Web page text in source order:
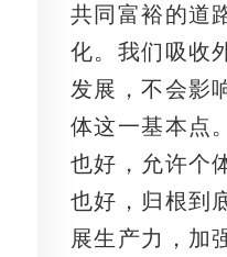
共同富裕的道
化。我们吸收
发展，不会影
体这一基本点
也好，允许个
也好，归根到
展生产力，加